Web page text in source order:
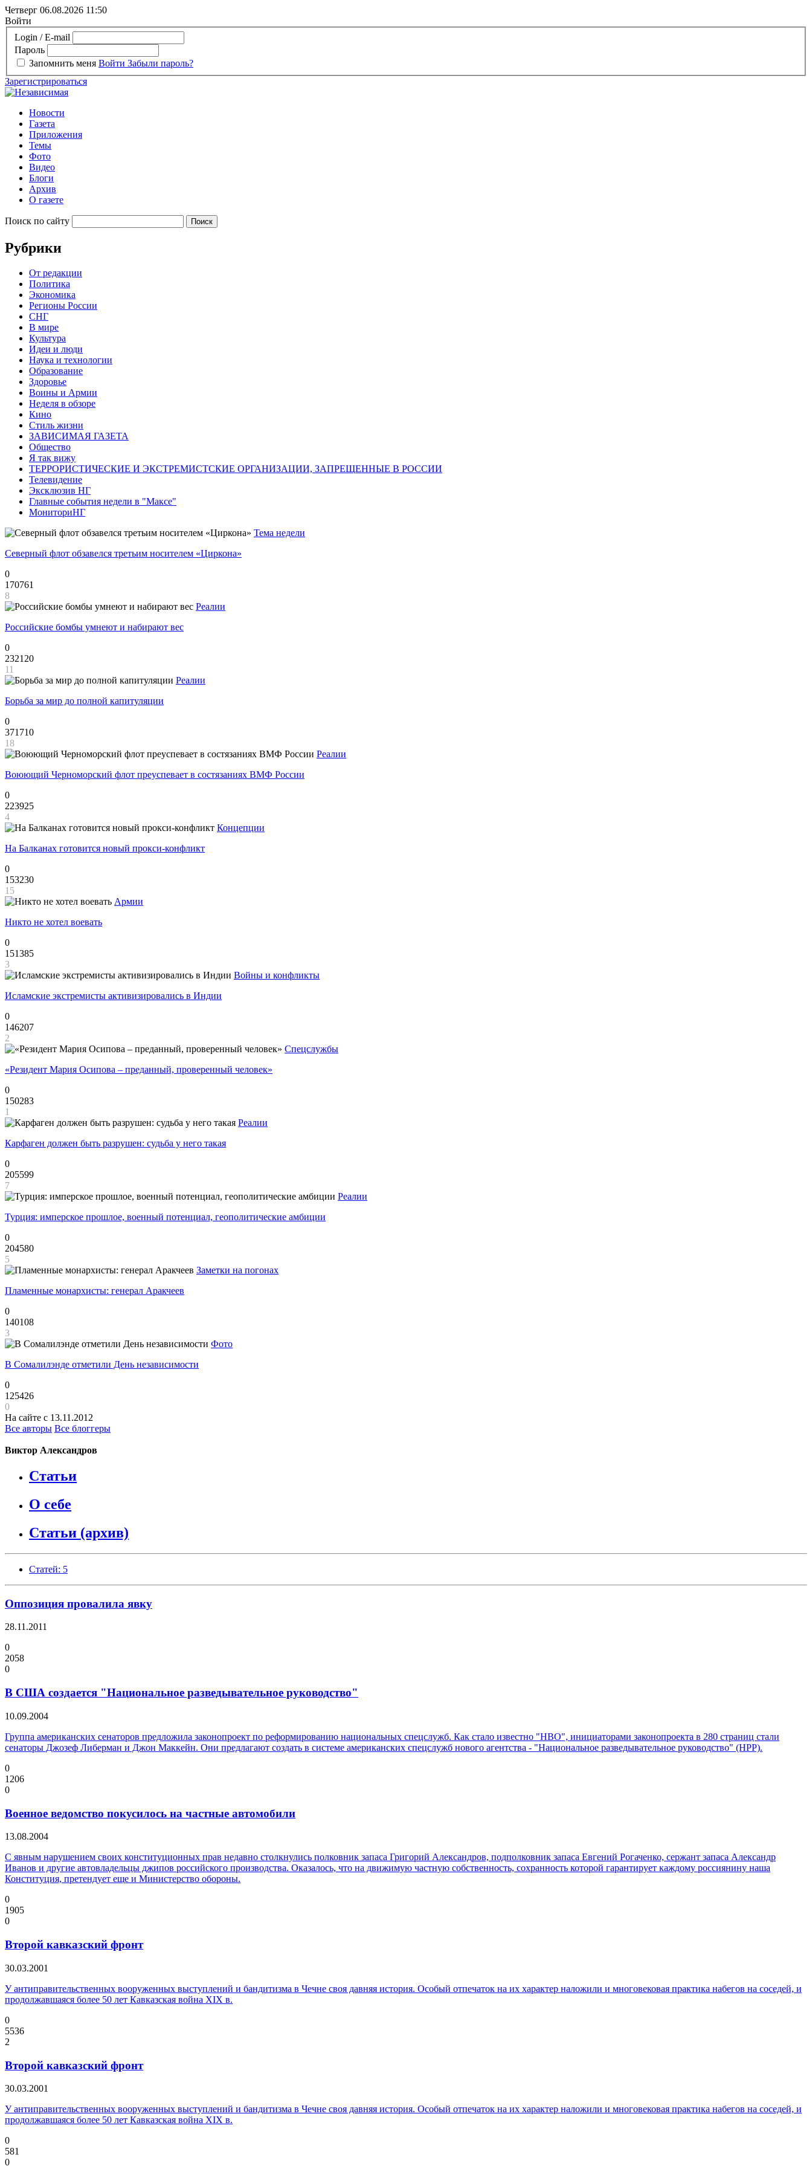
Четверг 06.08.2026 11:50
Войти
Login / E-mail
Пароль
Запомнить меня Войти Забыли пароль?
Зарегистрироваться
Новости
Газета
Приложения
Темы
Фото
Видео
Блоги
Архив
О газете
Поиск по сайту
Рубрики
От редакции
Политика
Экономика
Регионы России
СНГ
В мире
Культура
Идеи и люди
Наука и технологии
Образование
Здоровье
Воины и Армии
Неделя в обзоре
Кино
Стиль жизни
ЗАВИСИМАЯ ГАЗЕТА
Общество
Я так вижу
ТЕРРОРИСТИЧЕСКИЕ И ЭКСТРЕМИСТСКИЕ ОРГАНИЗАЦИИ, ЗАПРЕЩЕННЫЕ В РОССИИ
Телевидение
Эксклюзив НГ
Главные события недели в "Максе"
МониториНГ
Тема недели
Северный флот обзавелся третьим носителем «Циркона»
0
170761
8
Реалии
Российские бомбы умнеют и набирают вес
0
232120
11
Реалии
Борьба за мир до полной капитуляции
0
371710
18
Реалии
Воюющий Черноморский флот преуспевает в состязаниях ВМФ России
0
223925
4
Концепции
На Балканах готовится новый прокси-конфликт
0
153230
15
Армии
Никто не хотел воевать
0
151385
3
Войны и конфликты
Исламские экстремисты активизировались в Индии
0
146207
2
Спецслужбы
«Резидент Мария Осипова – преданный, проверенный человек»
0
150283
1
Реалии
Карфаген должен быть разрушен: судьба у него такая
0
205599
7
Реалии
Турция: имперское прошлое, военный потенциал, геополитические амбиции
0
204580
5
Заметки на погонах
Пламенные монархисты: генерал Аракчеев
0
140108
3
Фото
В Сомалилэнде отметили День независимости
0
125426
0
На сайте с 13.11.2012
Все авторы Все блоггеры
Виктор Александров
Статьи
О себе
Статьи (архив)
Статей: 5
Оппозиция провалила явку
28.11.2011
0
2058
0
В США создается "Национальное разведывательное руководство"
10.09.2004
Группа американских сенаторов предложила законопроект по реформированию национальных спецслужб. Как стало известно "НВО", инициаторами законопроекта в 280 страниц стали
сенаторы Джозеф Либерман и Джон Маккейн. Они предлагают создать в системе американских спецслужб нового агентства - "Национальное разведывательное руководство" (НРР).
0
1206
0
Военное ведомство покусилось на частные автомобили
13.08.2004
C явным нарушением своих конституционных прав недавно столкнулись полковник запаса Григорий Александров, подполковник запаса Евгений Рогаченко, сержант запаса Александр
Иванов и другие автовладельцы джипов российского производства. Оказалось, что на движимую частную собственность, сохранность которой гарантирует каждому россиянину наша
Конституция, претендует еще и Министерство обороны.
0
1905
0
Второй кавказский фронт
30.03.2001
У антиправительственных вооруженных выступлений и бандитизма в Чечне своя давняя история. Особый отпечаток на их характер наложили и многовековая практика набегов на соседей, и
продолжавшаяся более 50 лет Кавказская война XIX в.
0
5536
2
Второй кавказский фронт
30.03.2001
У антиправительственных вооруженных выступлений и бандитизма в Чечне своя давняя история. Особый отпечаток на их характер наложили и многовековая практика набегов на соседей, и
продолжавшаяся более 50 лет Кавказская война XIX в.
0
581
0